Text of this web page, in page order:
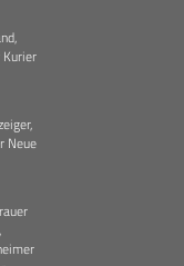
Kurier
Neue